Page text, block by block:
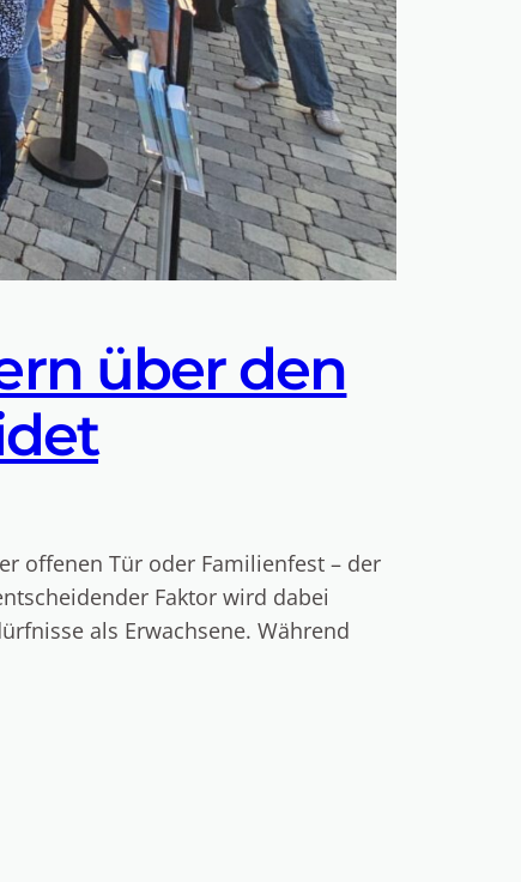
über den
offenen Tür oder Familienfest – der
Faktor wird dabei
als Erwachsene. Während